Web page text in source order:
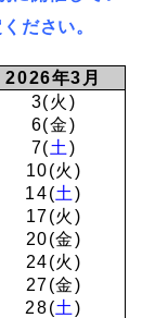
ださい。
2026年3月
3(火)
6(金)
7(土 )
10(火)
14(土 )
17(火)
20(金)
24(火)
27(金)
28(土 )